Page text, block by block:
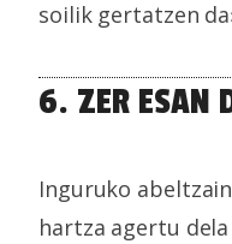
irakurri
soilik gertatzen
6. ZER ESAN
Inguruko
hartza agertu